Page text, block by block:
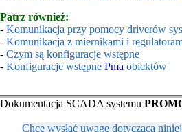
Patrz również:
- Komunikacja przy pomocy driverów
- Komunikacja z miernikami i
- Czym są konfiguracje wstępne
- Konfiguracje wstępne Pma obiektów
Dokumentacja SCADA systemu
Chcę wysłać uwagę dotyczącą